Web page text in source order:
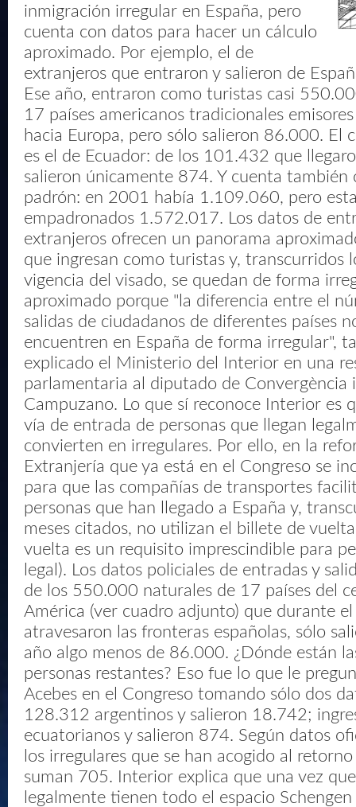
inmigración irregular en España, pero
cuenta con datos para hacer un cálculo
aproximado. Por ejemplo, el de
extranjeros que entraron y salieron de
Ese año, entraron como turistas casi
17 países americanos tradicionales
hacia Europa, pero sólo salieron 86.000. El
es el de Ecuador: de los 101.432 que
salieron únicamente 874. Y cuenta también
padrón: en 2001 había 1.109.060, pero
empadronados 1.572.017. Los datos de
extranjeros ofrecen un panorama
que ingresan como turistas y, transcurridos
vigencia del visado, se quedan de forma
aproximado porque "la diferencia entre el
salidas de ciudadanos de diferentes países
encuentren en España de forma irregular",
explicado el Ministerio del Interior en una
parlamentaria al diputado de Convergència
Campuzano. Lo que sí reconoce Interior es
vía de entrada de personas que llegan
convierten en irregulares. Por ello, en la
Extranjería que ya está en el Congreso se
para que las compañías de transportes
personas que han llegado a España y,
meses citados, no utilizan el billete de
vuelta es un requisito imprescindible para
legal). Los datos policiales de entradas y
de los 550.000 naturales de 17 países del
América (ver cuadro adjunto) que durante
atravesaron las fronteras españolas, sólo
año algo menos de 86.000. ¿Dónde están
personas restantes? Eso fue lo que le
Acebes en el Congreso tomando sólo dos
128.312 argentinos y salieron 18.742;
ecuatorianos y salieron 874. Según datos
los irregulares que se han acogido al
suman 705. Interior explica que una vez
legalmente tienen todo el espacio